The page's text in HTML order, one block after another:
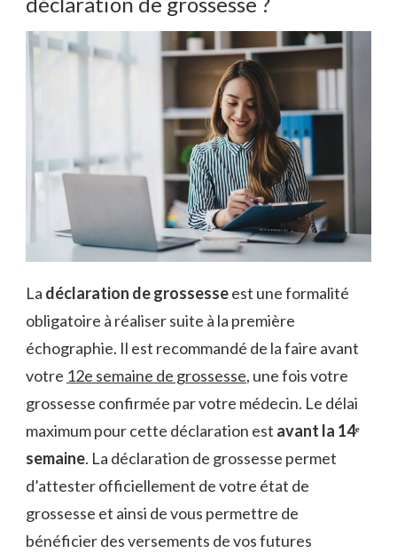
La déclaration de grossesseest une formalité
obligatoire à réaliser suite à la première
échographie. Il est recommandé de la faire avant
votre 12e semaine de grossesse, une fois votre
grossesse confirmée par votre médecin. Le délai
maximum pour cette déclaration est avant la 14ᵉ
semaine. La déclaration de grossesse permet
d’attester officiellement de votre état de
grossesse et ainsi de vous permettre de
bénéficier des versements de vos futures